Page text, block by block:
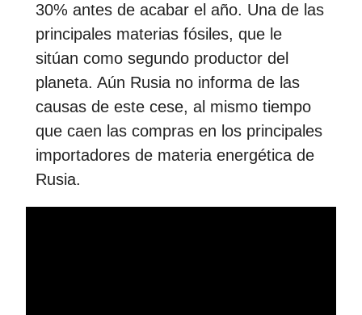
30% antes de acabar el año. Una de las
principales materias fósiles, que le
sitúan como segundo productor del
planeta. Aún Rusia no informa de las
causas de este cese, al mismo tiempo
que caen las compras en los principales
importadores de materia energética de
Rusia.